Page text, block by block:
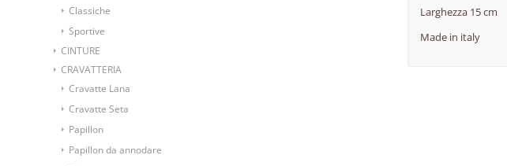
Classiche
Sportive
CINTURE
CRAVATTERIA
Cravatte Lana
Cravatte Seta
Papillon
Papillon da annodare
Larghezza 15 cm
Made in italy